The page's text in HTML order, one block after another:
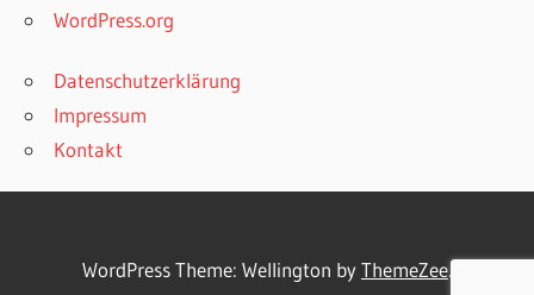
WordPress.org
Datenschutzerklärung
Impressum
Kontakt
WordPress Theme: Wellington byThemeZee.